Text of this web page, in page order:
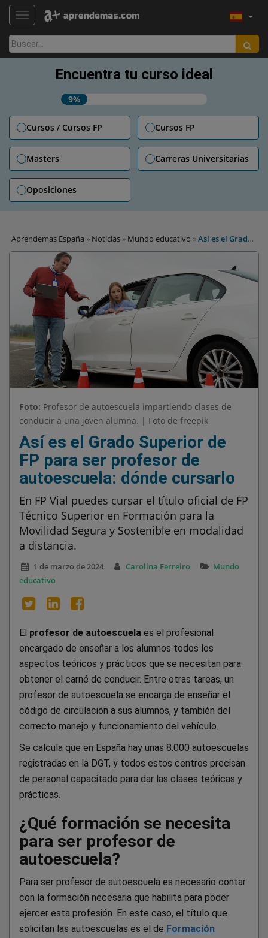
TOGGLE NAVIGATION
Buscar:
Encuentra tu curso ideal
9%
Cursos / Cursos FP Cursos FP
Masters Carreras Universitarias
Oposiciones
Aprendemas España » Noticias » Mundo educativo »Así es el Grado
Superior de FP para ser profesor de autoescuela: dónde cursarlo
Foto: Profesor de autoescuela impartiendo clases de
conducir a una joven alumna. | Foto de freepik
Así es el Grado Superior de
FP para ser profesor de
autoescuela: dónde cursarlo
En FP Vial puedes cursar el título oficial de FP
Técnico Superior en Formación para la
Movilidad Segura y Sostenible en modalidad
a distancia.
1 de marzo de 2024 Carolina Ferreiro
Mundo
educativo
El profesor de autoescuela es el profesional
encargado de enseñar a los alumnos todos los
aspectos teóricos y prácticos que se necesitan para
obtener el carné de conducir. Entre otras tareas, un
profesor de autoescuela se encarga de enseñar el
código de circulación a sus alumnos, y también del
correcto manejo y funcionamiento del vehículo.
Se calcula que en España hay unas 8.000 autoescuelas
registradas en la DGT, y todos estos centros precisan
de personal capacitado para dar las clases teóricas y
prácticas.
¿Qué formación se necesita
para ser profesor de
autoescuela?
Para ser profesor de autoescuela es necesario contar
con la formación necesaria que habilita para poder
ejercer esta profesión. En este caso, el título que
solicitan las autoescuelas es el de Formación